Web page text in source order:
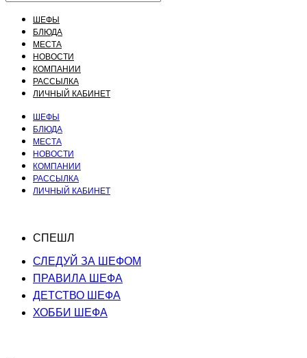
ШЕФЫ
БЛЮДА
МЕСТА
НОВОСТИ
КОМПАНИИ
РАССЫЛКА
ЛИЧНЫЙ КАБИНЕТ
ШЕФЫ
БЛЮДА
МЕСТА
НОВОСТИ
КОМПАНИИ
РАССЫЛКА
ЛИЧНЫЙ КАБИНЕТ
СПЕШЛ
СЛЕДУЙ ЗА ШЕФОМ
ПРАВИЛА ШЕФА
ДЕТСТВО ШЕФА
ХОББИ ШЕФА